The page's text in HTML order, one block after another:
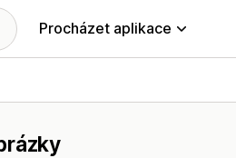
Procházet aplikace